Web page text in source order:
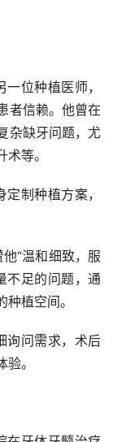
者信赖。他曾在
杂缺牙问题，尤
等。
不足的问题，通
植空间。
。